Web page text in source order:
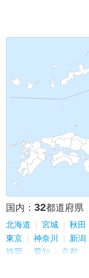
国内： 32都道府県
北海道 宮城 秋田
東京
神奈川 新潟
静岡
愛知 京都